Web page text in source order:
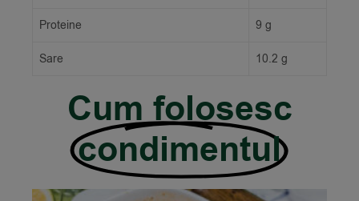
Proteine 9 g
Sare 10.2 g
Cum folosesc
condimentul